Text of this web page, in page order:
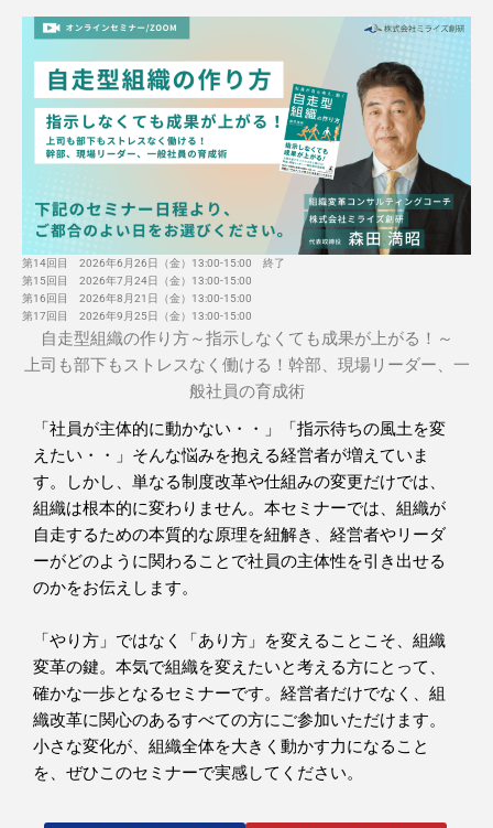
第14回目 2026年6月26日（金）13:00-15:00 終了
第15回目 2026年7月24日（金）13:00-15:00
第16回目 2026年8月21日（金）13:00-15:00
第17回目 2026年9月25日（金）13:00-15:00
自走型組織の作り方～指示しなくても成果が上がる！～
上司も部下もストレスなく働ける！幹部、現場リーダー、一
般社員の育成術
「社員が主体的に動かない・・」「指示待ちの風土を変
えたい・・」 そんな悩みを抱える経営者が増えていま
す。
しかし、単なる制度改革や仕組みの変更だけでは、
組織は根本的に変わりません。 本セミナーでは、組織が
自走するための本質的な原理を紐解き、 経営者やリーダ
ーがどのように関わることで社員の主体性を引き出せる
のかをお伝えします。
「やり方」ではなく「あり方」を変えることこそ、組織
変革の鍵。 本気で組織を変えたいと考える方にとって、
確かな一歩となるセミナーです。 経営者だけでなく、組
織改革に関心のあるすべての方にご参加いただけます。
小さな変化が、組織全体を大きく動かす力になること
を、ぜひこのセミナーで実感してください。